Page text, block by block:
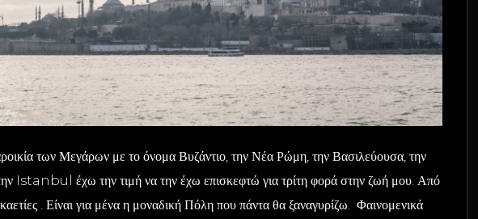
των Μεγάρων με το όνομα Βυζάντιο, την Νέα Ρώμη, την Βασιλεύουσα, την
Istanbul έχω την τιμή να την έχω επισκεφτώ για τρίτη φορά στην ζωή μου. Από
. Είναι για μένα η μοναδική Πόλη που πάντα θα ξαναγυρίζω. Φαινομενικά